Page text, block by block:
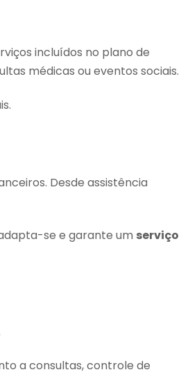
incluídos no plano de
médicas ou eventos sociais.
Desde assistência
se e garante um serviço
a consultas, controle de